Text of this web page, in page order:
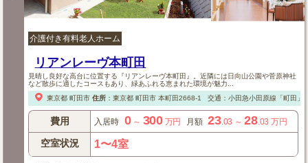
介護付き有料老人ホーム
リアンレーヴ本町田
見晴し良好な高台に位置する『リアンレーヴ本町田』。近隣には日向山公園や菅原神社
など散歩に適したコースもあり、緑あふれる恵まれた環境が魅力...
東京都 町田市 住所： 東京都 町田市本町田2668-1 交通：小田急小田原線「町田」
費用 入居時 0～ 300 万円 月額 23.03 ～28.03 万円
空室状況 1〜4室